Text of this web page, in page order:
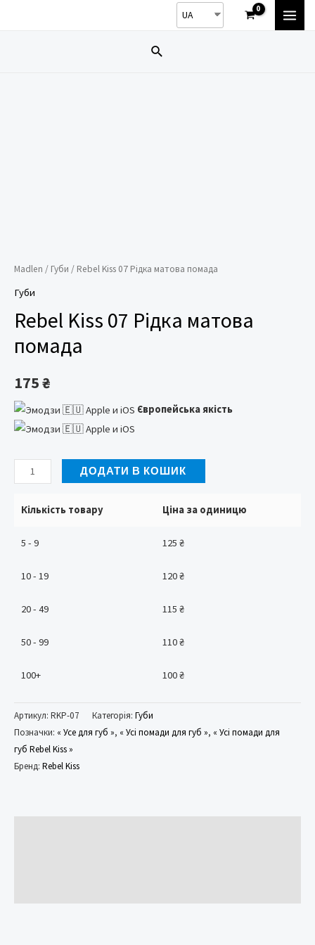
UA
Пошук
Madlen / Губи / Rebel Kiss 07 Рідка матова помада
Губи
Rebel Kiss 07 Рідка матова
помада
175₴
Європейська якість
Rebel
Kiss
07
матова
кількість
ДОДАТИ В КОШИК
Кількість товару Ціна за одиницю
5 - 9 125 ₴
10 - 19 120₴
20 - 49 115 ₴
50 - 99 110₴
100+ 100₴
Артикул: RKP-07 Категорія: Губи
Позначки: « Усе для губ », « Усі помади для губ », « Усі помади для
губ Rebel Kiss »
Бренд: Rebel Kiss